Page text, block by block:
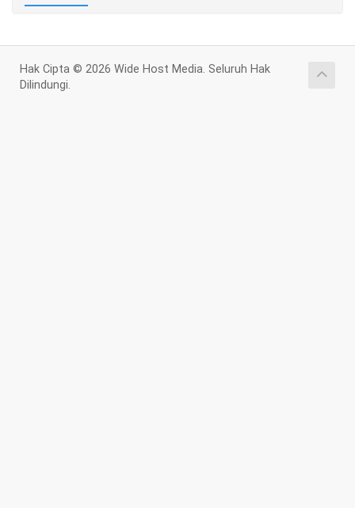
Hak Cipta © 2026 Wide Host Media. Seluruh Hak
Dilindungi.